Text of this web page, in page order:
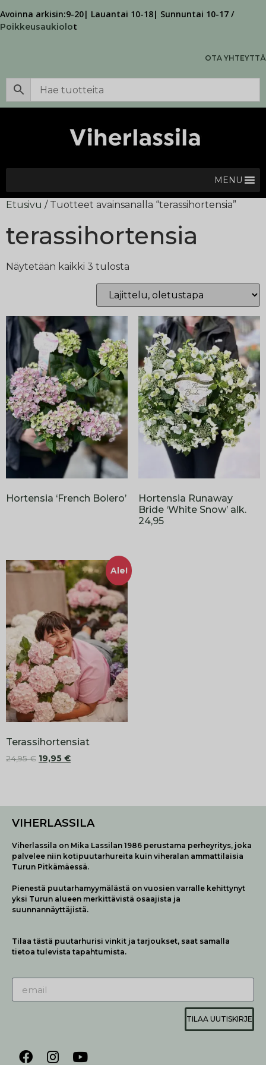
Avoinna arkisin:9-20| Lauantai 10-18| Sunnuntai 10-17 /
Poikkeusaukiolot
OTA YHTEYTTÄ
MENU
Etusivu / Tuotteet avainsanalla “terassihortensia”
terassihortensia
Näytetään kaikki 3 tulosta
Hortensia ‘French Bolero’
Hortensia Runaway
Bride ‘White Snow’ alk.
24,95
Ale!
Terassihortensiat
24,95€ 19,95 €
VIHERLASSILA
Viherlassila on Mika Lassilan 1986 perustama perheyritys, joka
palvelee niin kotipuutarhureita kuin viheralan ammattilaisia
Turun Pitkämäessä.
Pienestä puutarhamyymälästä on vuosien varralle kehittynyt
yksi Turun alueen merkittävistä osaajista ja
suunnannäyttäjistä.
Tilaa tästä puutarhurisi vinkit ja tarjoukset, saat samalla
tietoa tulevista tapahtumista.
TILAA UUTISKIRJE